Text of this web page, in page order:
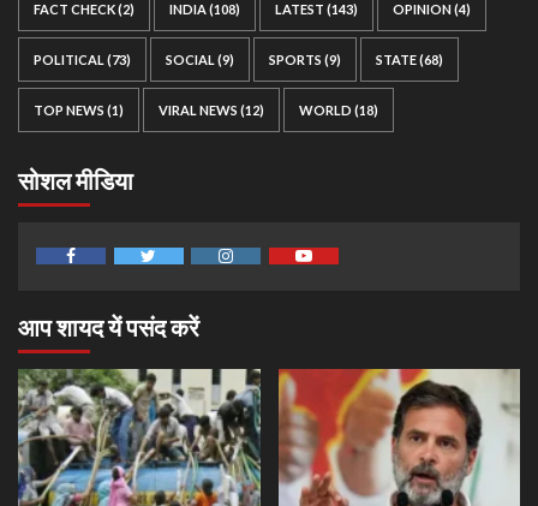
FACT CHECK(2) INDIA(108) LATEST (143) OPINION(4)
POLITICAL (73) SOCIAL (9) SPORTS (9) STATE(68)
TOP NEWS (1) VIRAL NEWS (12) WORLD (18)
सोशल मीडिया
आप शायद यें पसंद करें